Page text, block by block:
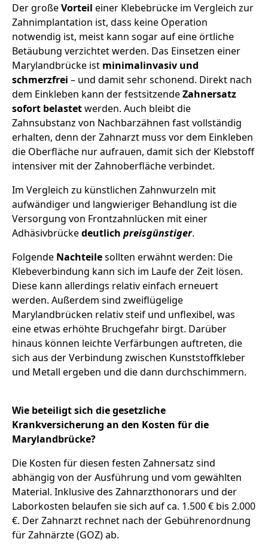
Der großeVorteil einer Klebebrücke im Vergleich zur
Zahnimplantation ist, dass keine Operation
notwendig ist, meist kann sogar auf eine örtliche
Betäubung verzichtet werden. Das Einsetzen einer
Marylandbrücke ist minimalinvasiv und
schmerzfrei – und damit sehr schonend. Direkt nach
dem Einkleben kann der festsitzendeZahnersatz
sofort belastetwerden. Auch bleibt die
Zahnsubstanz von Nachbarzähnen fast vollständig
erhalten, denn der Zahnarzt muss vor dem Einkleben
die Oberfläche nur aufrauen, damit sich der Klebstoff
intensiver mit der Zahnoberfläche verbindet.
Im Vergleich zu künstlichen Zahnwurzeln mit
aufwändiger und langwieriger Behandlung ist die
Versorgung von Frontzahnlücken mit einer
Adhäsivbrückedeutlich preisgünstiger.
Folgende Nachteilesollten erwähnt werden: Die
Klebeverbindung kann sich im Laufe der Zeit lösen.
Diese kann allerdings relativ einfach erneuert
werden. Außerdem sind zweiflügelige
Marylandbrücken relativ steif und unflexibel, was
eine etwas erhöhte Bruchgefahr birgt. Darüber
hinaus können leichte Verfärbungen auftreten, die
sich aus der Verbindung zwischen Kunststoffkleber
und Metall ergeben und die dann durchschimmern.
Wie beteiligt sich die gesetzliche
Krankversicherung an den Kosten für die
Marylandbrücke?
Die Kosten für diesen festen Zahnersatz sind
abhängig von der Ausführung und vom gewählten
Material. Inklusive des Zahnarzthonorars und der
Laborkosten belaufen sie sich auf ca. 1.500 € bis 2.000
€. Der Zahnarzt rechnet nach der Gebührenordnung
für Zahnärzte (GOZ) ab.